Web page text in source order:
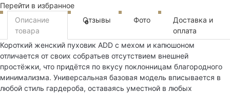
Перейти в избранное
Описание
товара
Отзывы
0 Фото
Доставка и
оплата
Короткий женский пуховик ADD с мехом и капюшоном
отличается от своих собратьев отсутствием внешней
простёжки, что придётся по вкусу поклонницам благородного
минимализма. Универсальная базовая модель вписывается в
любой стиль гардероба, оставаясь уместной в любых